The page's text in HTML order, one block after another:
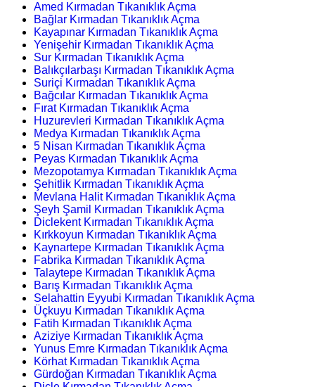
Amed Kırmadan Tıkanıklık Açma
Bağlar Kırmadan Tıkanıklık Açma
Kayapınar Kırmadan Tıkanıklık Açma
Yenişehir Kırmadan Tıkanıklık Açma
Sur Kırmadan Tıkanıklık Açma
Balıkçılarbaşı Kırmadan Tıkanıklık Açma
Suriçi Kırmadan Tıkanıklık Açma
Bağcılar Kırmadan Tıkanıklık Açma
Fırat Kırmadan Tıkanıklık Açma
Huzurevleri Kırmadan Tıkanıklık Açma
Medya Kırmadan Tıkanıklık Açma
5 Nisan Kırmadan Tıkanıklık Açma
Peyas Kırmadan Tıkanıklık Açma
Mezopotamya Kırmadan Tıkanıklık Açma
Şehitlik Kırmadan Tıkanıklık Açma
Mevlana Halit Kırmadan Tıkanıklık Açma
Şeyh Şamil Kırmadan Tıkanıklık Açma
Diclekent Kırmadan Tıkanıklık Açma
Kırkkoyun Kırmadan Tıkanıklık Açma
Kaynartepe Kırmadan Tıkanıklık Açma
Fabrika Kırmadan Tıkanıklık Açma
Talaytepe Kırmadan Tıkanıklık Açma
Barış Kırmadan Tıkanıklık Açma
Selahattin Eyyubi Kırmadan Tıkanıklık Açma
Üçkuyu Kırmadan Tıkanıklık Açma
Fatih Kırmadan Tıkanıklık Açma
Aziziye Kırmadan Tıkanıklık Açma
Yunus Emre Kırmadan Tıkanıklık Açma
Körhat Kırmadan Tıkanıklık Açma
Gürdoğan Kırmadan Tıkanıklık Açma